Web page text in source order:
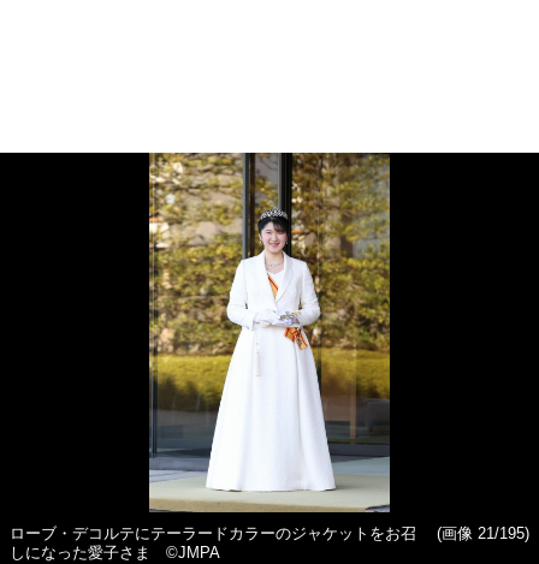
ローブ・デコルテにテーラードカラーのジャケットをお召
しになった愛子さま ©JMPA
(画像 21/195)